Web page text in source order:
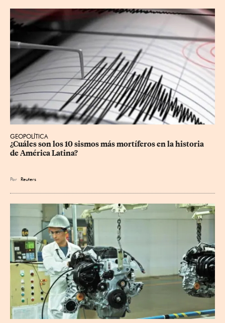
GEOPOLÍTICA
¿Cuáles son los 10 sismos más mortíferos en la historia
de América Latina?
Por Reuters